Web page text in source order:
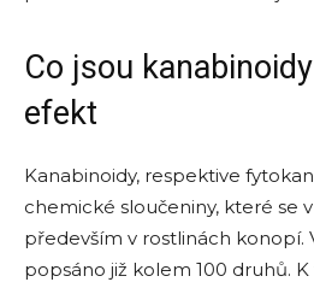
Co jsou
efekt
Kanabinoidy, respektive
chemické sloučeniny, které se
především v rostlinách konopí.
popsáno již kolem 100 druhů.